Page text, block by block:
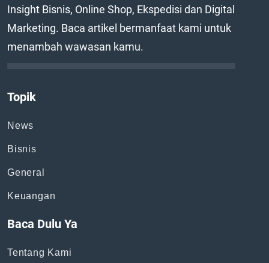
Insight Bisnis, Online Shop, Ekspedisi dan Digital
Marketing. Baca artikel bermanfaat kami untuk
menambah wawasan kamu.
Topik
News
Bisnis
General
Keuangan
Baca Dulu Ya
Tentang Kami